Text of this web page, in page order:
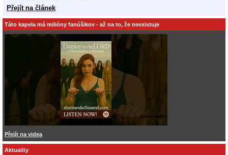
Přejít na článek
Táto kapela má milióny fanúšikov - až na to, že neexistuje
Přejít na videa
Aktuality